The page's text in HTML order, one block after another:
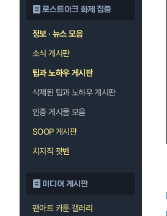
로스트아크 화제 집중
정보 · 뉴스 모음
소식 게시판
팁과 노하우 게시판
삭제된 팁과 노하우 게시판
인증 게시물 모음
SOOP 게시판
치지직 팟벤
미디어 게시판
팬아트 카툰 갤러리